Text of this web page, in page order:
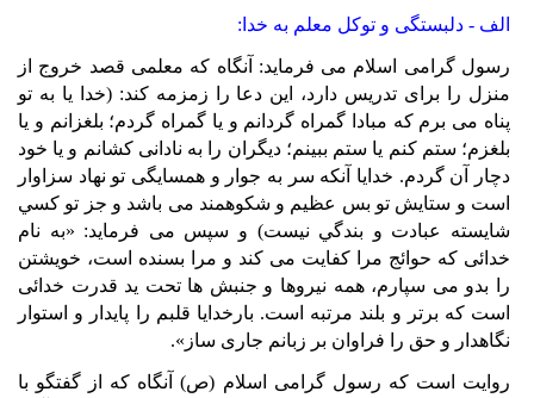
الف - دلبستگی و توکل معلم به خدا:
رسول گرامی اسلام می فرمايد: آنگاه که معلمی قصد خروج از
منزل را برای تدريس دارد، اين دعا را زمزمه کند: (خدا يا به تو
پناه می برم که مبادا گمراه گردانم و يا گمراه گردم؛ بلغزانم و يا
بلغزم؛ ستم کنم يا ستم ببينم؛ ديگران را به نادانی کشانم و يا خود
دچار آن گردم. خدايا آنکه سر به جوار و همسايگی تو نهاد سزاوار
است و ستايش تو بس عظيم و شکوهمند می باشد و جز تو کسي
شايسته عبادت و بندگي نيست) و سپس می فرمايد: «به نام
خدائی که حوائج مرا کفايت می کند و مرا بسنده است، خويشتن
را بدو می سپارم، همه نيروها و جنبش ها تحت يد قدرت خدائی
است که برتر و بلند مرتبه است. بارخدايا قلبم را پايدار و استوار
نگاهدار و حق را فراوان بر زبانم جاری ساز».
روايت است که رسول گرامی اسلام (ص) آنگاه که از گفتگو با